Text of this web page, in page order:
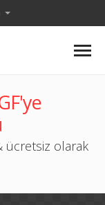
ücretsiz olarak